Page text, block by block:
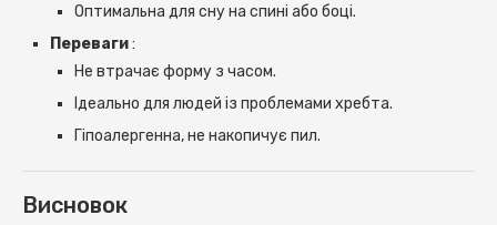
Оптимальна для сну на спині або боці.
Переваги:
Не втрачає форму з часом.
Ідеально для людей із проблемами хребта.
Гіпоалергенна, не накопичує пил.
Висновок